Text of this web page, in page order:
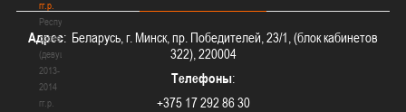
гг.р.
Республиканские
соревнования
(девушки)
2013-
2014
гг.р.
Адрес: Беларусь, г. Минск, пр. Победителей, 23/1, (блок кабинетов
322), 220004
Телефоны:
+375 17 292 86 30